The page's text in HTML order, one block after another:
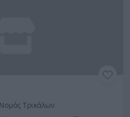
Τρικάλων